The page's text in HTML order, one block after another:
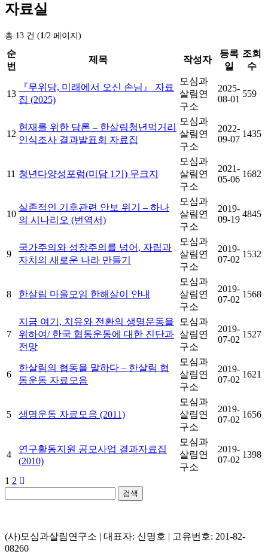
자료실
총 13 건 (1/2 페이지)
순
번
제목 작성자
등록
일
조회
수
13
『무위당, 미래에서 오신 손님』 자료
집 (2025)
모심과
살림연
구소
2025-
08-01
559
12
현재를 위한 담론 – 한살림청년먹거리
인식조사 결과발표회 자료집
모심과
살림연
구소
2022-
09-07
1435
11 청년다양성포럼(미담 1기) 무크지
모심과
살림연
구소
2021-
05-06
1682
10
실존적인 기후관련 안보 위기 – 하나
의 시나리오 (번역서)
모심과
살림연
구소
2019-
09-19
4845
9
국가주의와 성장주의를 넘어, 자립과
자치의 새로운 나라 만들기
모심과
살림연
구소
2019-
07-02
1532
8 한살림 마을모임 한해살이 안내
모심과
살림연
구소
2019-
07-02
1568
7
지금 여기, 치유와 전환의 생명운동을
위하여/ 한국 협동운동에 대한 진단과
전망
모심과
살림연
구소
2019-
07-02
1527
6
한살림의 협동을 말하다 – 한살림 협
동운동 자료모음
모심과
살림연
구소
2019-
07-02
1621
5 생명운동 자료모음 (2011)
모심과
살림연
구소
2019-
07-02
1656
4
연구활동지원 공모사업 결과자료집
(2010)
모심과
살림연
구소
2019-
07-02
1398
1 2
검색
(사)모심과살림연구소 | 대표자: 신명호 | 고유번호: 201-82-
08260